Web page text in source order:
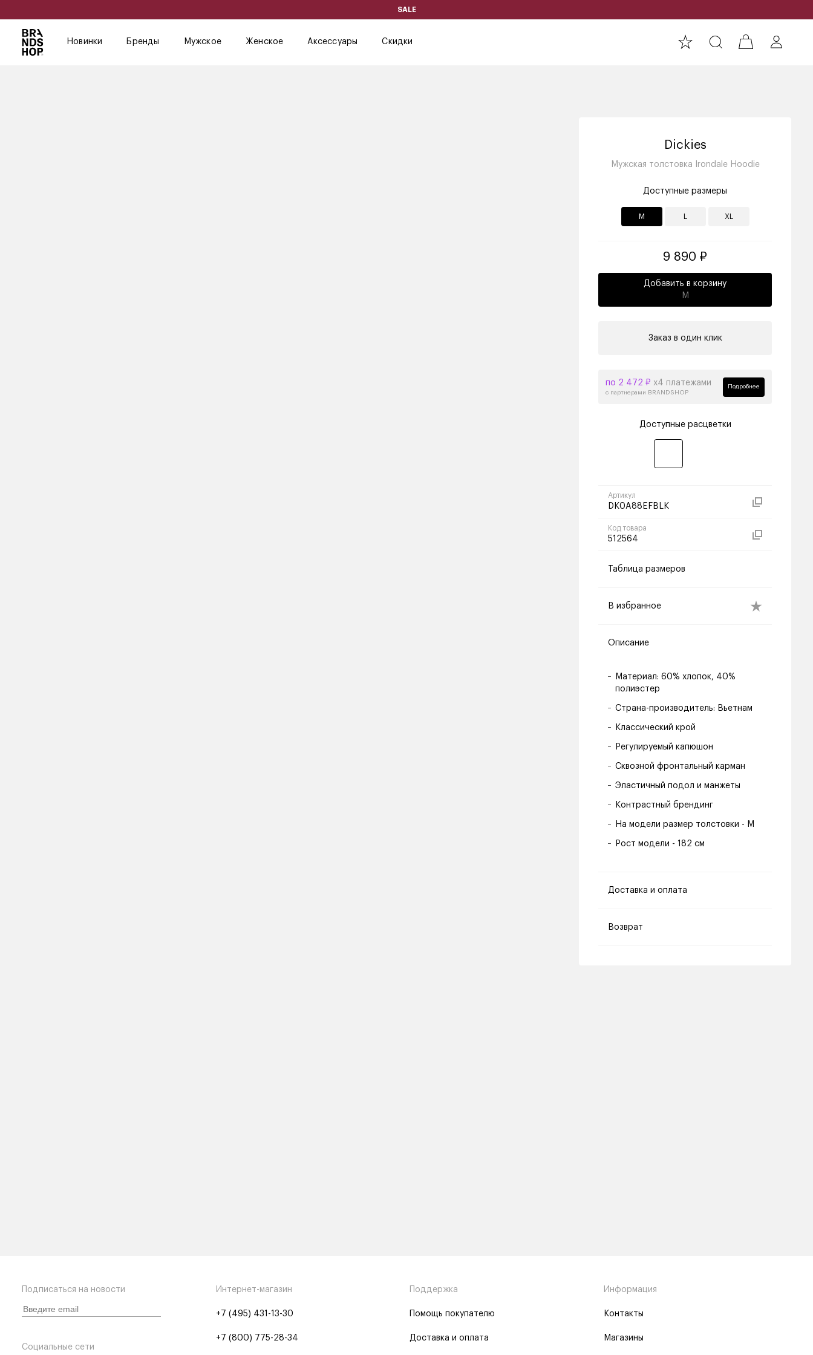
SALE
Новинки Бренды Мужское Женское Аксессуары Скидки
Dickies
Мужская толстовка Irondale Hoodie
Доступные размеры
M XL
9 890 ₽
Добавить в корзину
M
Заказ в один клик
по 2 472 ₽ х4 платежами
с партнерами BRANDSHOP
Подробнее
Доступные расцветки
Артикул
DK0A88EFBLK
Код товара
512564
Таблица размеров
В избранное
Описание
Материал: 60% хлопок, 40%
полиэстер
Страна-производитель: Вьетнам
Классический крой
Регулируемый капюшон
Сквозной фронтальный карман
Эластичный подол и манжеты
Контрастный брендинг
На модели размер толстовки - M
Рост модели - 182 см
Доставка и оплата
Возврат
Подписаться на новости
Социальные сети
Интернет-магазин
+7 (495) 431-13-30
+7 (800) 775-28-34
Поддержка
Помощь покупателю
Доставка и оплата
Информация
Контакты
Магазины